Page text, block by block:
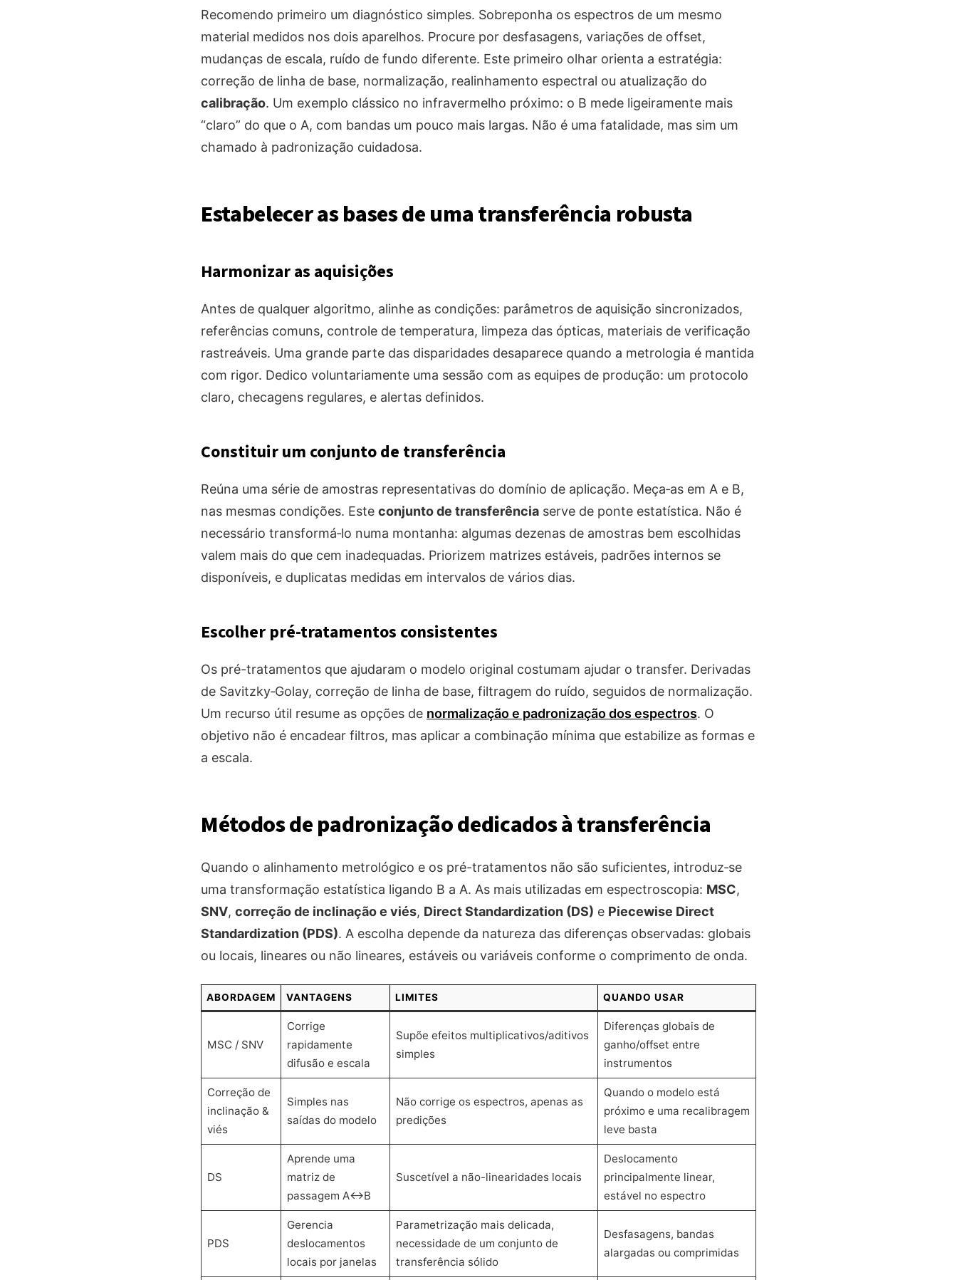
Recomendo primeiro um diagnóstico simples. Sobreponha os espectros de um mesmo
material medidos nos dois aparelhos. Procure por desfasagens, variações de offset,
mudanças de escala, ruído de fundo diferente. Este primeiro olhar orienta a estratégia:
correção de linha de base, normalização, realinhamento espectral ou atualização do
calibração. Um exemplo clássico no infravermelho próximo: o B mede ligeiramente mais
“claro” do que o A, com bandas um pouco mais largas. Não é uma fatalidade, mas sim um
chamado à padronização cuidadosa.
Estabelecer as bases de uma transferência robusta
Harmonizar as aquisições
Antes de qualquer algoritmo, alinhe as condições: parâmetros de aquisição sincronizados,
referências comuns, controle de temperatura, limpeza das ópticas, materiais de verificação
rastreáveis. Uma grande parte das disparidades desaparece quando a metrologia é mantida
com rigor. Dedico voluntariamente uma sessão com as equipes de produção: um protocolo
claro, checagens regulares, e alertas definidos.
Constituir um conjunto de transferência
Reúna uma série de amostras representativas do domínio de aplicação. Meça‑as em A e B,
nas mesmas condições. Este conjunto de transferência serve de ponte estatística. Não é
necessário transformá‑lo numa montanha: algumas dezenas de amostras bem escolhidas
valem mais do que cem inadequadas. Priorizem matrizes estáveis, padrões internos se
disponíveis, e duplicatas medidas em intervalos de vários dias.
Escolher pré-tratamentos consistentes
Os pré-tratamentos que ajudaram o modelo original costumam ajudar o transfer. Derivadas
de Savitzky‑Golay, correção de linha de base, filtragem do ruído, seguidos de normalização.
Um recurso útil resume as opções de normalização e padronização dos espectros. O
objetivo não é encadear filtros, mas aplicar a combinação mínima que estabilize as formas e
a escala.
Métodos de padronização dedicados à transferência
Quando o alinhamento metrológico e os pré-tratamentos não são suficientes, introduz‑se
uma transformação estatística ligando B a A. As mais utilizadas em espectroscopia: MSC,
SNV, correção de inclinação e viés, Direct Standardization (DS) e Piecewise Direct
Standardization (PDS). A escolha depende da natureza das diferenças observadas: globais
ou locais, lineares ou não lineares, estáveis ou variáveis conforme o comprimento de onda.
ABORDAGEM VANTAGENS LIMITES QUANDO USAR
MSC / SNV
Corrige
rapidamente
difusão e escala
Supõe efeitos multiplicativos/aditivos
simples
Diferenças globais de
ganho/offset entre
instrumentos
Correção de
inclinação &
viés
Simples nas
saídas do modelo
Não corrige os espectros, apenas as
predições
Quando o modelo está
próximo e uma recalibragem
leve basta
DS
Aprende uma
matriz de
passagem A↔B
Suscetível a não-linearidades locais
Deslocamento
principalmente linear,
estável no espectro
PDS
Gerencia
deslocamentos
locais por janelas
Parametrização mais delicada,
necessidade de um conjunto de
transferência sólido
Desfasagens, bandas
alargadas ou comprimidas